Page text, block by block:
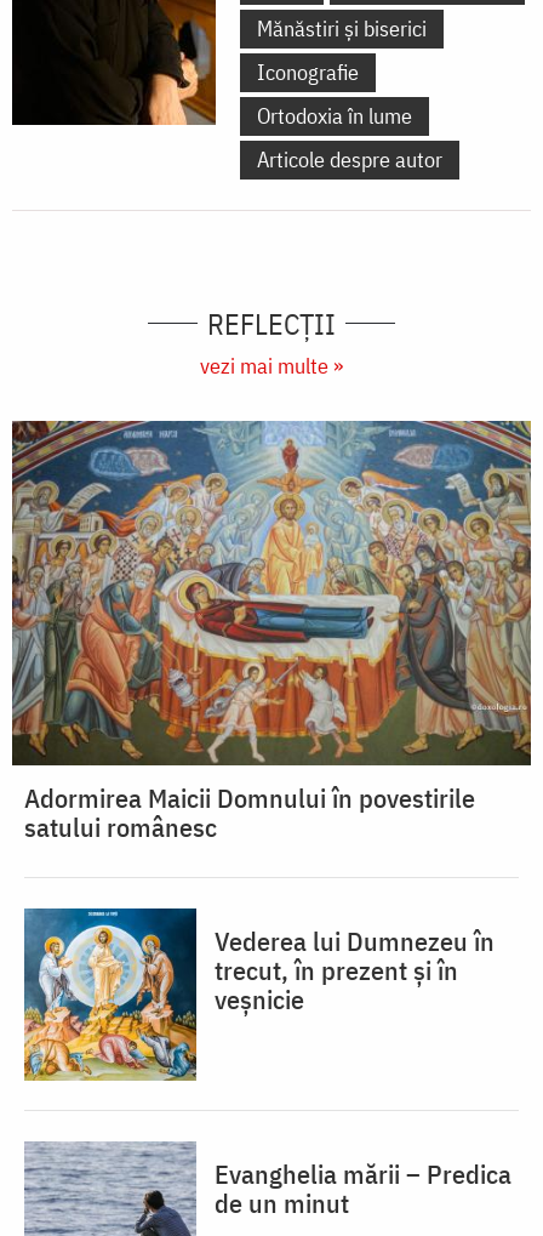
Mănăstiri și biserici
Iconografie
Ortodoxia în lume
Articole despre autor
REFLECȚII
vezi mai multe »
Adormirea Maicii Domnului în povestirile
satului românesc
Vederea lui Dumnezeu în
trecut, în prezent și în
veșnicie
Evanghelia mării – Predica
de un minut